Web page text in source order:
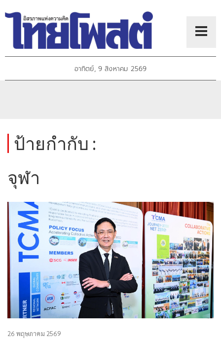
อาทิตย์, 9 สิงหาคม 2569
ป้ายกำกับ :
จุฬา
26 พฤษภาคม 2569